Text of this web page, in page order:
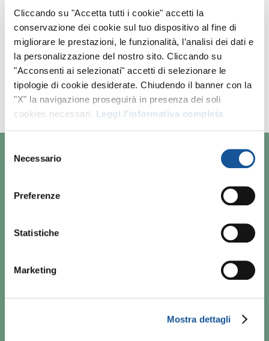
Cliccando su "Accetta tutti i cookie" accetti la
conservazione dei cookie sul tuo dispositivo al fine di
migliorare le prestazioni, le funzionalità, l’analisi dei dati e
la personalizzazione del nostro sito. Cliccando su
"Acconsenti ai selezionati" accetti di selezionare le
tipologie di cookie desiderate. Chiudendo il banner con la
"X" la navigazione proseguirà in presenza dei soli
cookies necessari. Leggi l'informativa completa
delNecessario
Preferenze
Statistiche
Marketing
Mostra dettagli
Al momento non ci sono annunci
corrispondenti.
Amplia i tuoi criteri di ricerca o invia il tuo
CV per lacandidatura spontanea .
RESPONSABILITÀ SOCIALE
CONTATTI